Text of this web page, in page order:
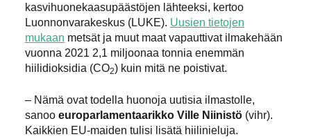
kasvihuonekaasupäästöjen lähteeksi, kertoo
Luonnonvarakeskus (LUKE). Uusien tietojen
mukaan metsät ja muut maat vapauttivat ilmakehään
vuonna 2021 2,1 miljoonaa tonnia enemmän
hiilidioksidia (CO2) kuin mitä ne poistivat.
– Nämä ovat todella huonoja uutisia ilmastolle,
sanoo europarlamentaarikko Ville Niinistö (vihr).
Kaikkien EU-maiden tulisi lisätä hiilinieluja.